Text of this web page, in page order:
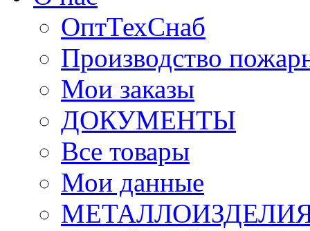
ОптТехСнаб
Производство
Мои заказы
ДОКУМЕНТЫ
Все товары
Мои данные